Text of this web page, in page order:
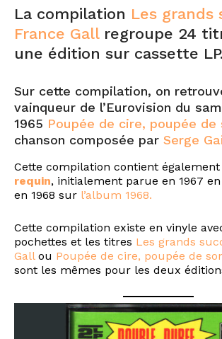
La compilation Les grands
France Gallregroupe 24
une édition sur cassette LP.
Sur cette compilation, on
vainqueur de l’Eurovision du
1965 Poupée de cire, poupée de
chanson composée par Serge
Cette compilation contient
requin, initialement parue en 1967
en 1968 sur l’album 1968.
Cette compilation existe en vinyle
pochettes et les titres Les grands
Gallou Poupée de cire, poupée de
sont les mêmes pour les deux